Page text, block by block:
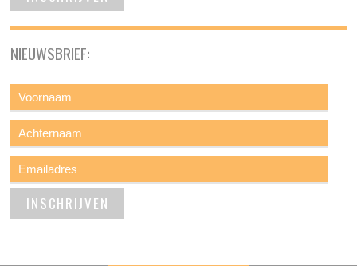
NIEUWSBRIEF: